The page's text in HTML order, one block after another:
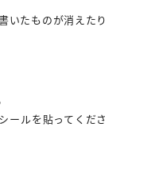
いたものが消えたり
ールを貼ってくださ